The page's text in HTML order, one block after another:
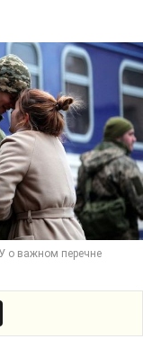
о важном перечне